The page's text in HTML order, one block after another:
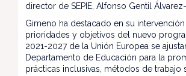
director de SEPIE, Alfonso Gentil
Gimeno ha destacado en su
prioridades y objetivos del nuevo
2021-2027 de la Unión Europea se
Departamento de Educación para la
prácticas inclusivas, métodos de trabajo